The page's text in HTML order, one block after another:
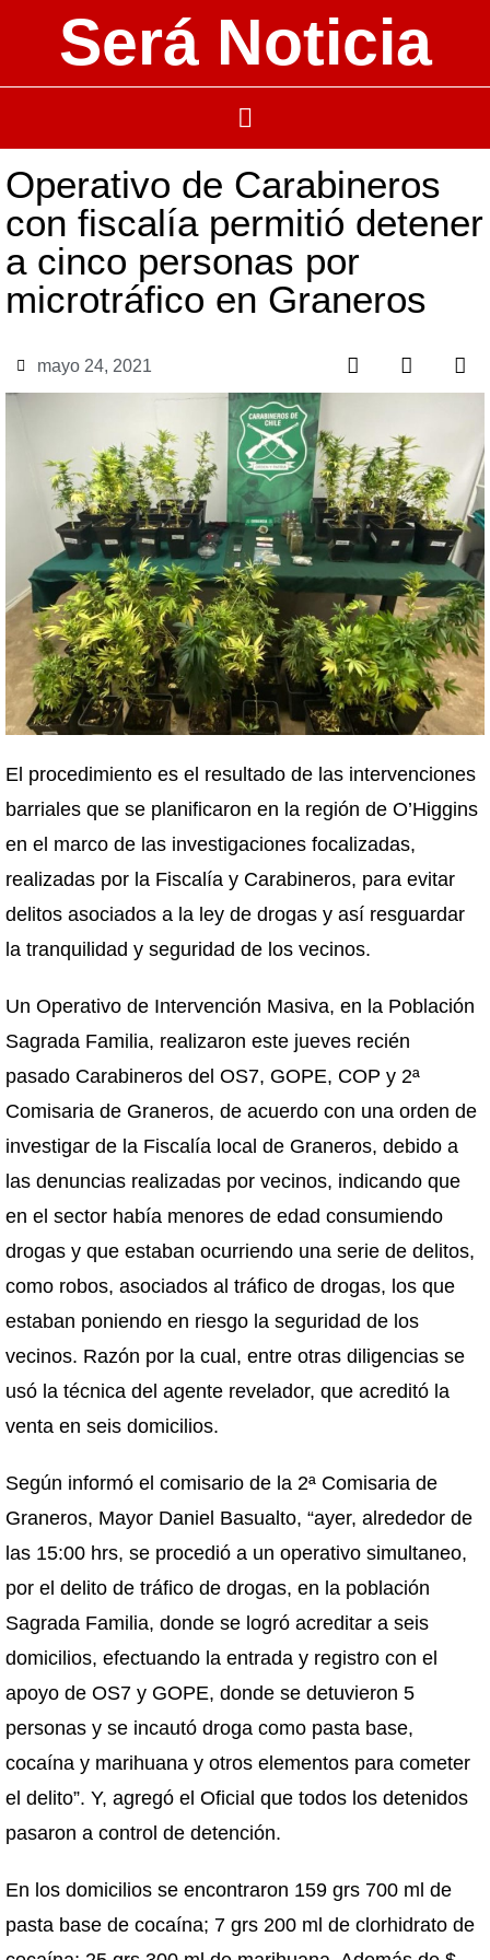
Será Noticia
Operativo de Carabineros
con fiscalía permitió detener
a cinco personas por
microtráfico en Graneros
mayo 24, 2021
El procedimiento es el resultado de las intervenciones
barriales que se planificaron en la región de O’Higgins
en el marco de las investigaciones focalizadas,
realizadas por la Fiscalía y Carabineros, para evitar
delitos asociados a la ley de drogas y así resguardar
la tranquilidad y seguridad de los vecinos.
Un Operativo de Intervención Masiva, en la Población
Sagrada Familia, realizaron este jueves recién
pasado Carabineros del OS7, GOPE, COP y 2ª
Comisaria de Graneros, de acuerdo con una orden de
investigar de la Fiscalía local de Graneros, debido a
las denuncias realizadas por vecinos, indicando que
en el sector había menores de edad consumiendo
drogas y que estaban ocurriendo una serie de delitos,
como robos, asociados al tráfico de drogas, los que
estaban poniendo en riesgo la seguridad de los
vecinos. Razón por la cual, entre otras diligencias se
usó la técnica del agente revelador, que acreditó la
venta en seis domicilios.
Según informó el comisario de la 2ª Comisaria de
Graneros, Mayor Daniel Basualto, “ayer, alrededor de
las 15:00 hrs, se procedió a un operativo simultaneo,
por el delito de tráfico de drogas, en la población
Sagrada Familia, donde se logró acreditar a seis
domicilios, efectuando la entrada y registro con el
apoyo de OS7 y GOPE, donde se detuvieron 5
personas y se incautó droga como pasta base,
cocaína y marihuana y otros elementos para cometer
el delito”. Y, agregó el Oficial que todos los detenidos
pasaron a control de detención.
En los domicilios se encontraron 159 grs 700 ml de
pasta base de cocaína; 7 grs 200 ml de clorhidrato de